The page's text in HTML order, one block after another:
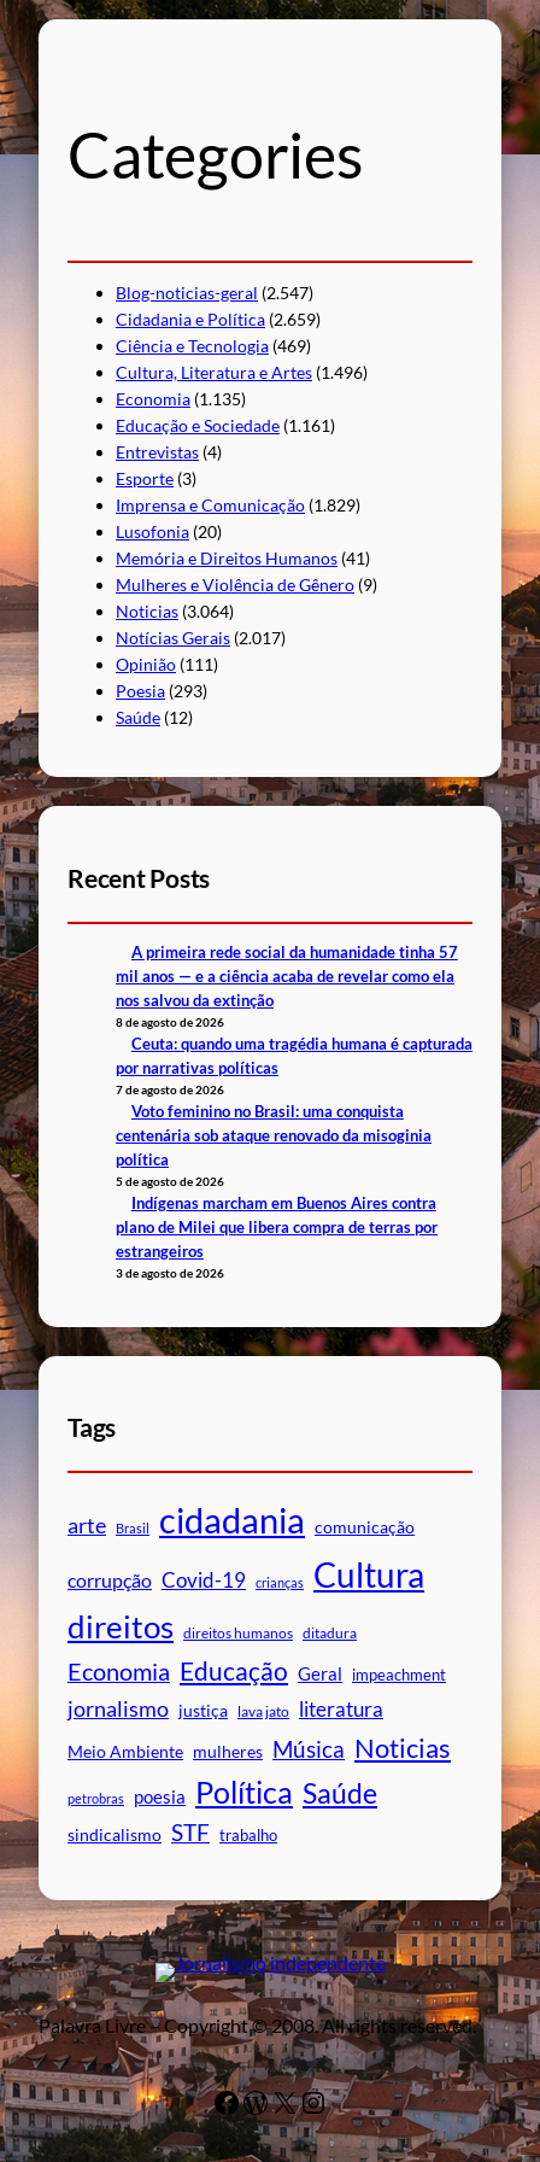
aCategories
Blog-noticias-geral (2.547)
Cidadania e Política (2.659)
Ciência e Tecnologia (469)
Cultura, Literatura e Artes (1.496)
Economia (1.135)
Educação e Sociedade (1.161)
Entrevistas (4)
Esporte (3)
Imprensa e Comunicação (1.829)
Lusofonia (20)
Memória e Direitos Humanos (41)
Mulheres e Violência de Gênero (9)
Noticias (3.064)
Notícias Gerais (2.017)
Opinião (111)
Poesia (293)
Saúde (12)
Recent Posts
A primeira rede social da humanidade tinha 57
mil anos — e a ciência acaba de revelar como ela
nos salvou da extinção
8 de agosto de 2026
Ceuta: quando uma tragédia humana é capturada
por narrativas políticas
7 de agosto de 2026
Voto feminino no Brasil: uma conquista
centenária sob ataque renovado da misoginia
política
5 de agosto de 2026
Indígenas marcham em Buenos Aires contra
plano de Milei que libera compra de terras por
estrangeiros
3 de agosto de 2026
Tags
arte Brasil cidadania comunicação
corrupção Covid-19 crianças Cultura
direitos direitos humanos ditadura
Economia Educação Geral impeachment
jornalismo justiça lava jato literatura
Meio Ambiente mulheres Música Noticias
petrobras poesia Política Saúde
sindicalismo STF trabalho
Palavra Livre – Copyright © 2008. All rights reserved.
Facebook WordPress # Instagram